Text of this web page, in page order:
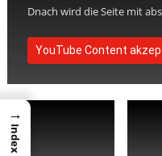
Dnach wird die Seite mit
YouTube Content
→
Index